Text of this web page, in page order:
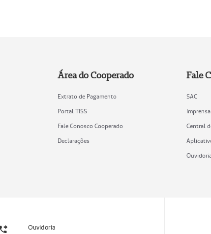
Área do Cooperado
Extrato de Pagamento
Portal TISS
Fale Conosco Cooperado
Declarações
Fale
SAC
Imprensa
Central
Ouvidoria